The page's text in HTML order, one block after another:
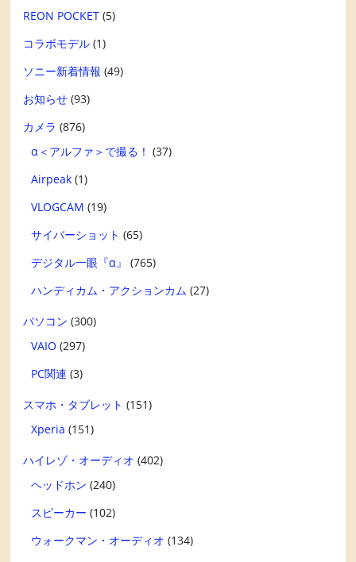
REON POCKET (5)
コラボモデル (1)
ソニー新着情報 (49)
お知らせ (93)
カメラ (876)
α＜アルファ＞で撮る！ (37)
Airpeak (1)
VLOGCAM (19)
サイバーショット (65)
デジタル一眼『α』
(765)
ハンディカム・アクションカム (27)
パソコン (300)
VAIO (297)
PC関連 (3)
スマホ・タブレット (151)
Xperia (151)
ハイレゾ・オーディオ (402)
ヘッドホン (240)
スピーカー (102)
ウォークマン・オーディオ (134)